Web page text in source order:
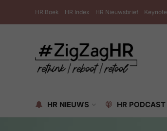
HR Boek HR Index HR Nieuwsbrief Keynote
HR NIEUWS HR PODCAST